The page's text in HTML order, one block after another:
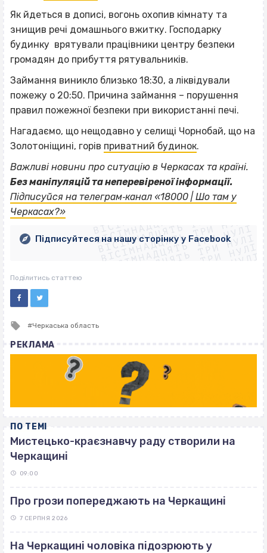
Як йдеться в дописі, вогонь охопив кімнату та
знищив речі домашнього вжитку. Господарку
будинку врятували працівники центру безпеки
громадян до прибуття рятувальників.
Займання виникло близько 18:30, а ліквідували
пожежу о 20:50. Причина займання – порушення
правил пожежної безпеки при використанні печі.
Нагадаємо, що нещодавно у селищі Чорнобай, що на
Золотоніщині, горів приватний будинок.
Важливі новини про ситуацію в Черкасах та країні.
Без маніпуляцій та неперевіреної інформації.
Підписуйся на телеграм‐канал «18000 | Шо там у
Черкасах?»
ВІСІМНАДЦЯТЬ ТРИ НУЛІ
ВІСІМНАДЦЯТЬ ТРИ НУЛІ
ВІСІМНАДЦЯТЬ ТРИ НУЛІ
ВІСІМНАДЦЯТЬ ТРИ НУЛІ
ВІСІМНАДЦЯТЬ ТРИ НУЛІ
ВІСІМНАДЦЯТЬ ТРИ НУЛІ
ВІСІМНАДЦЯТЬ ТРИ НУЛІ
ВІСІМНАДЦЯТЬ ТРИ НУЛІ
Підписуйтеся на нашу сторінку у Facebook
Поділитись статтею
Tagged
Черкаська область
РЕКЛАМА
ПО ТЕМІ
Мистецько-краєзнавчу раду створили на
Черкащині
09:00
Про грози попереджають на Черкащині
7 СЕРПНЯ 2026
На Черкащині чоловіка підозрюють у